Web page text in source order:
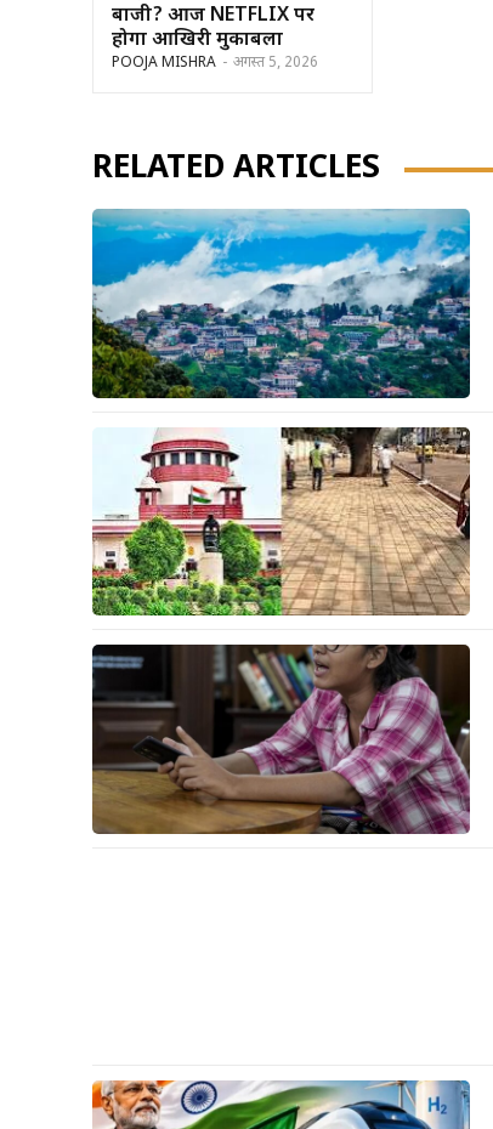
बाजी? आज NETFLIX पर
होगा आखिरी मुकाबला
POOJA MISHRA - अगस्त 5, 2026
RELATED ARTICLES